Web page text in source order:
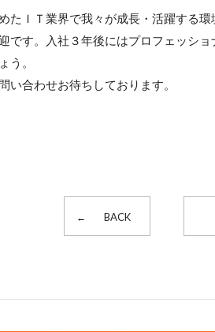
たＩＴ業界で我々が成長・活躍する環
です。入社３年後にはプロフェッシ
う。
い合わせお待ちしております。
BACK